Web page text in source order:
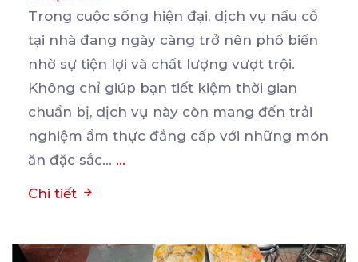
Trong cuộc sống hiện đại, dịch vụ nấu cỗ
tại nhà đang ngày càng trở nên phổ biến
nhờ sự tiện lợi và chất lượng vượt trội.
Không chỉ giúp bạn tiết kiệm thời gian
chuẩn bị, dịch vụ này còn mang đến trải
nghiệm ẩm thực đẳng cấp với những món
ăn đặc sắc... ...
Chi tiết